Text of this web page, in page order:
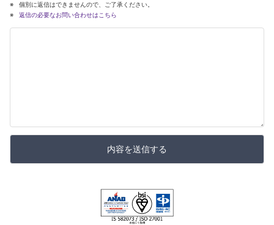
個別に返信はできませんので、ご了承ください。
返信の必要なお問い合わせはこちら
内容を送信する